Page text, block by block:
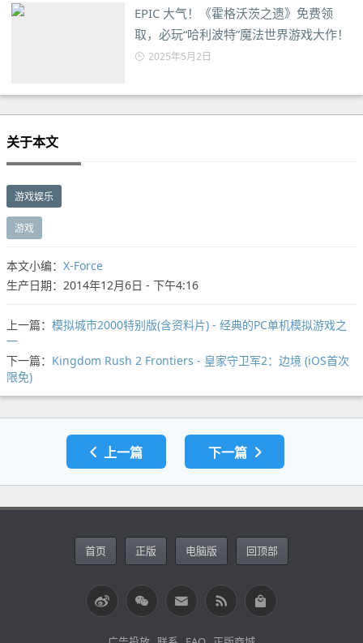
EPIC 大气！《霍格沃茨之遗》免费领
取，必玩“哈利波特”魔法世界游戏大作！
2025年5月2日
关于本文
游戏娱乐
游戏
本文小编： X-Force
生产日期：2014年12月6日 - 下午4:16
上一篇： 模拟城市2000特别版(含资料片) - 经典的PC单机模拟游戏之
一
下一篇： Kingdom Rush 2 Frontiers - 皇家守卫军2：边境 (iOS首次
限免)
上一篇 下一篇
首页 正版 电脑版 回顶部